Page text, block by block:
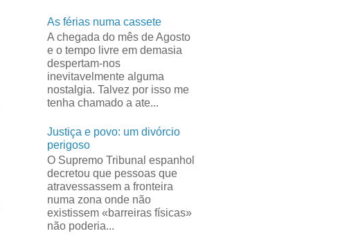
As férias numa cassete
A chegada do mês de Agosto
e o tempo livre em demasia
despertam-nos
inevitavelmente alguma
nostalgia. Talvez por isso me
tenha chamado a ate...
Justiça e povo: um divórcio
perigoso
O Supremo Tribunal espanhol
decretou que pessoas que
atravessassem a fronteira
numa zona onde não
existissem «barreiras físicas»
não poderia...